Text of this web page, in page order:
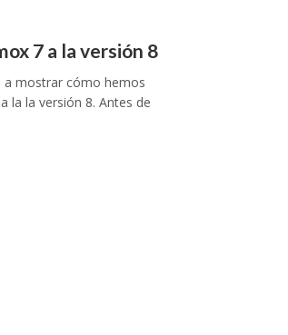
7 a la versión 8
a mostrar cómo hemos
la la versión 8. Antes de